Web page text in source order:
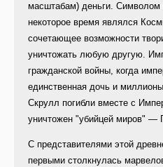
масштабам) деньги. Символом
некоторое время являлся
сочетающее возможности
уничтожать любую другую.
гражданской войны, когда
единственная дочь и
Скрулл погибли вместе с
уничтожен "убийцей миров" —
С представителями этой
первыми столкнулась